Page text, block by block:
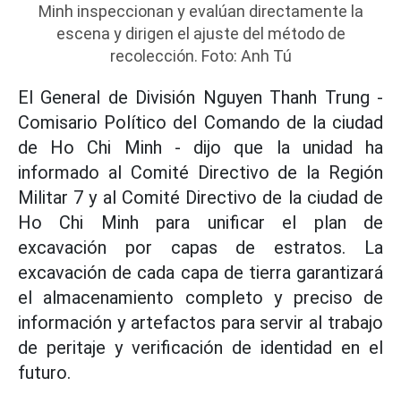
Minh inspeccionan y evalúan directamente la
escena y dirigen el ajuste del método de
recolección. Foto: Anh Tú
El General de División Nguyen Thanh Trung -
Comisario Político del Comando de la ciudad
de Ho Chi Minh - dijo que la unidad ha
informado al Comité Directivo de la Región
Militar 7 y al Comité Directivo de la ciudad de
Ho Chi Minh para unificar el plan de
excavación por capas de estratos. La
excavación de cada capa de tierra garantizará
el almacenamiento completo y preciso de
información y artefactos para servir al trabajo
de peritaje y verificación de identidad en el
futuro.